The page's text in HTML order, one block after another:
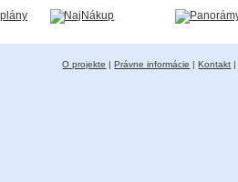
O projekte |Právne informácie |Kontakt